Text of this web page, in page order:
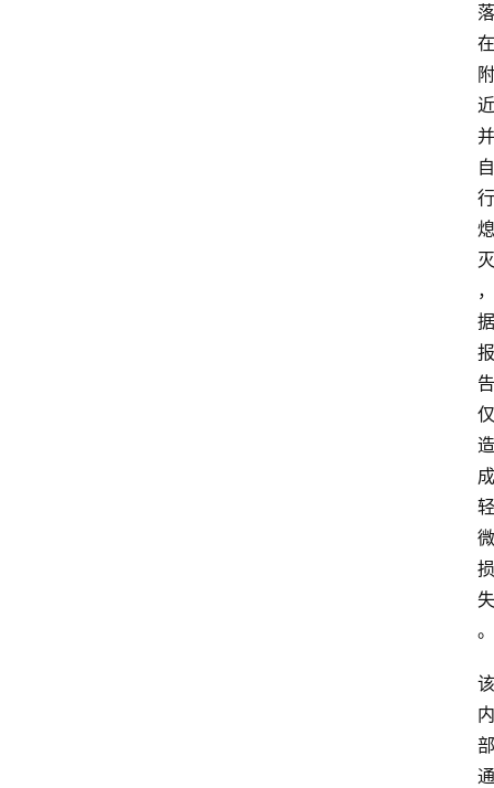
落
在
附
近
并
自
行
熄
灭
，
据
报
告
仅
造
成
轻
微
损
失
。
该
内
部
通